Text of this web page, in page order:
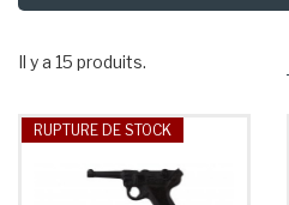
Il y a 15 produits.
RUPTURE DE STOCK